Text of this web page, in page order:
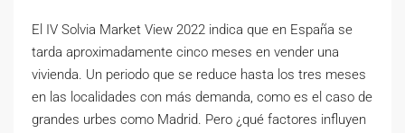
El IV Solvia Market View 2022 indica que en España se
tarda aproximadamente cinco meses en vender una
vivienda. Un periodo que se reduce hasta los tres meses
en las localidades con más demanda, como es el caso de
grandes urbes como Madrid. Pero ¿qué factores influyen